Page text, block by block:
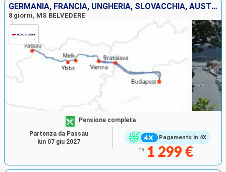
Mesi di partenza
Porti Compagnie
Ricerca
GERMANIA, FRANCIA, UNGHERIA, SLOVACCHIA, AUSTRIA
8 giorni, MS BELVEDERE
Pagamento in 4X
Pensione completa
da 1 299 €
Partenza da Passau
lun 07 giu 2027